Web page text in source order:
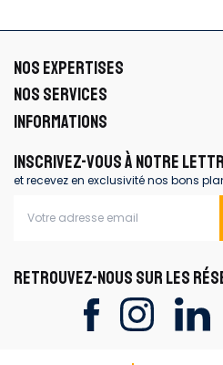
NOS EXPERTISES
NOS SERVICES
INFORMATIONS
INSCRIVEZ-VOUS À NOTRE
et recevez en exclusivité nos bons
RETROUVEZ-NOUS SUR LES